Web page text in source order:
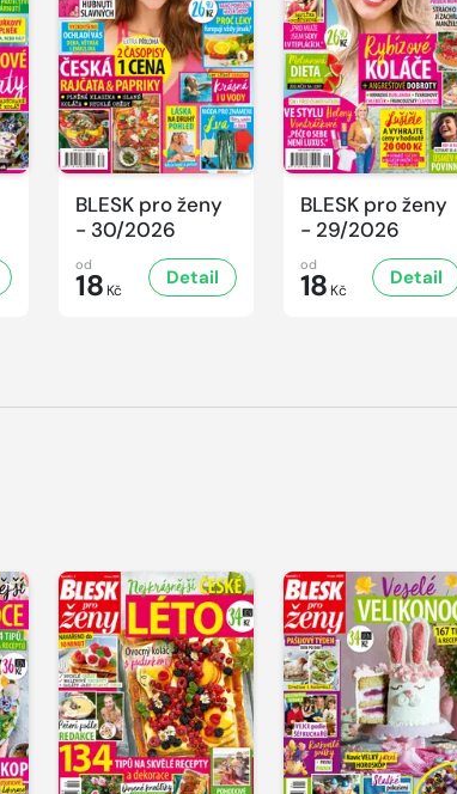
BLESK pro ženy
- 30/2026
od
18 Kč
Detail
BLESK pro ženy
- 29/2026
od
18 Kč
Detail